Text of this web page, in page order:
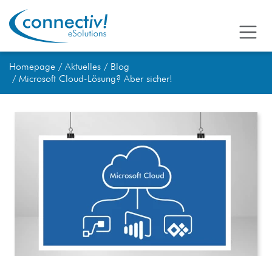
Homepage Aktuelles
Blog
Microsoft Cloud-Lösung? Aber sicher!